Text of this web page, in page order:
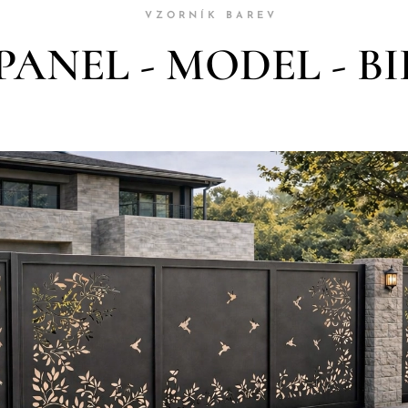
VZORNÍK BAREV
- MODEL -